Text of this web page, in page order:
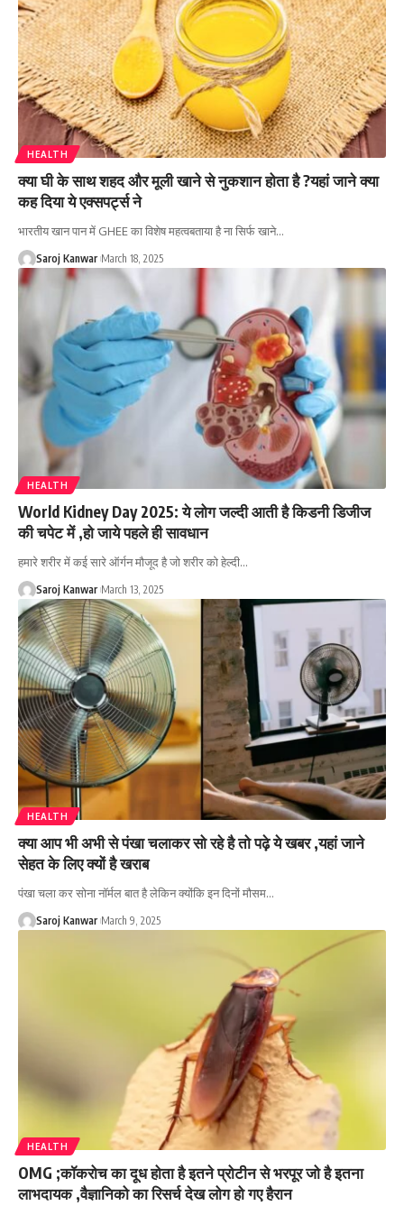
HEALTH
क्या घी के साथ शहद और मूली खाने से नुकशान होता है ?यहां जाने क्या
कह दिया ये एक्सपर्ट्स ने
भारतीय खान पान में GHEE का विशेष महत्वबताया है ना सिर्फ खाने…
Saroj Kanwar March 18, 2025
HEALTH
World Kidney Day 2025: ये लोग जल्दी आती है किडनी डिजीज
की चपेट में ,हो जाये पहले ही सावधान
हमारे शरीर में कई सारे ऑर्गन मौजूद है जो शरीर को हेल्दी…
Saroj Kanwar March 13, 2025
HEALTH
क्या आप भी अभी से पंखा चलाकर सो रहे है तो पढ़े ये खबर ,यहां जाने
सेहत के लिए क्यों है खराब
पंखा चला कर सोना नॉर्मल बात है लेकिन क्योंकि इन दिनों मौसम…
Saroj Kanwar March 9, 2025
HEALTH
OMG ;कॉकरोच का दूध होता है इतने प्रोटीन से भरपूर जो है इतना
लाभदायक ,वैज्ञानिको का रिसर्च देख लोग हो गए हैरान